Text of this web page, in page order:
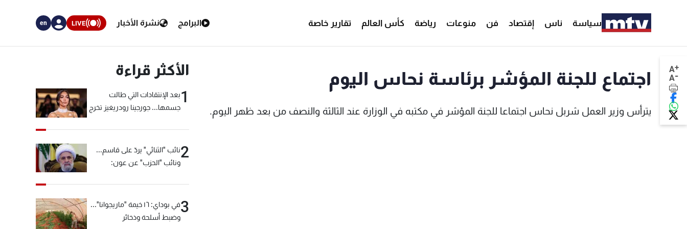
سياسة ناس إقتصاد فن منوعات رياضة كأس العالم تقارير خاصة البرامج نشرة الأخبار LIVE
en
A+
A- اجتماع للجنة المؤشر برئاسة نحاس اليوم
يترأس وزير العمل شربل نحاس اجتماعا للجنة المؤشر في مكتبه في الوزارة عند الثالثة والنصف من بعد ظهر اليوم.
الأكثر قراءة
1بعد الإنتقادات التي طالت
جسمها... جورجينا رودريغيز تخرج
2نائب "الثنائي" يردّ على قاسم...
ونائب "الحزب" عن عون:
3
في بوداي: ١٦ خيمة "ماريجوانا"...
وضبط أسلحة وذخائر